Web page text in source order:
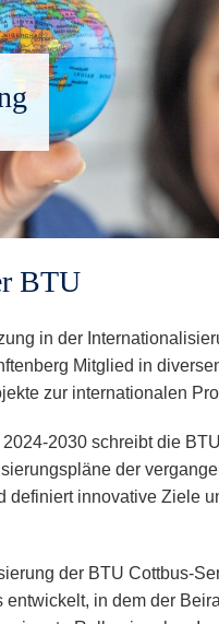
BTU
in der
Mitglied in
zur internationalen
2030 schreibt die
der
definiert innovative Ziele
der BTU Cottbus-
in dem der